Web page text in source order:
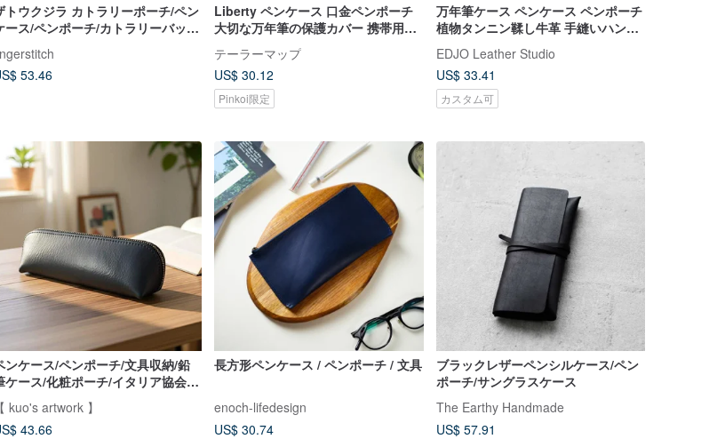
トウクジラ カトラリーポーチ/ペン
ース/ペンポーチ/カトラリーバッ
53.46
Liberty ペンケース 口金ペンポーチ
大切な万年筆の保護カバー 携帯用コ
ンパクトペンケース リップ収納ポー
チ
テーラーマップ
US$ 30.12
Pinkoi限定
万年筆ケース ペンケース ペンポーチ
植物タンニン鞣し牛革 手縫いハンド
EDJO Leather Studio
US$ 33.41
カスタム可
ンケース/ペンポーチ/文具収納/鉛
ケース/化粧ポーチ/イタリア協会認
定植物タンニンなめし革(4色)
【 kuo's artwork 】
43.66
長方形ペンケース / ペンポーチ / 文具
enoch-lifedesign
US$ 30.74
ブラックレザーペンシルケース/ペン
ポーチ/サングラスケース
The Earthy Handmade
US$ 57.91